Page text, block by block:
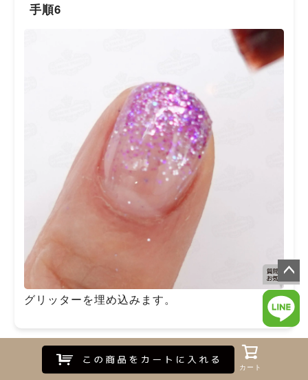
Myページ カート
Myページ カートカート
手順6
グリッターを埋め込みます。
手順7
ペー
ジト
ップ